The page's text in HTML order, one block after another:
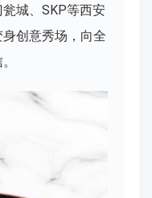
城、SKP等西安
创意秀场，向全